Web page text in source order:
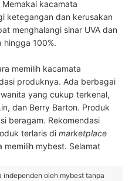
Memakai kacamata
ketegangan dan kerusakan
menghalangi sinar UVA dan
hingga 100%.
memilih kacamata
produknya. Ada berbagai
wanita yang cukup terkenal,
dan Berry Barton. Produk
beragam. Rekomendasi
terlaris di marketplace
mybest. Selamat
oleh mybest tanpa